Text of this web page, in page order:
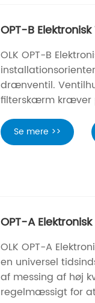
OPT-B
OLK OPT-B
drænventil.
filterskærm kræver
Se mere >>
OPT-A
OLK OPT-A
en universel
af messing af høj
regelmæssigt for